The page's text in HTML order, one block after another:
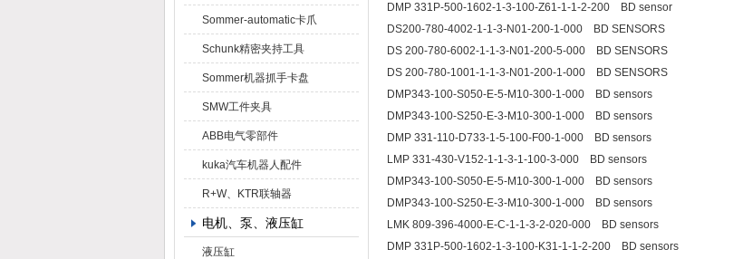
Sommer-automatic卡爪
Schunk精密夹持工具
Sommer机器抓手卡盘
SMW工件夹具
ABB电气零部件
kuka汽车机器人配件
R+W、KTR联轴器
电机、泵、液压缸
液压缸
DMP 331P-500-1602-1-3-100-Z61-1-1-2-200 BD sensor
DS200-780-4002-1-1-3-N01-200-1-000 BD SENSORS
DS 200-780-6002-1-1-3-N01-200-5-000 BD SENSORS
DS 200-780-1001-1-1-3-N01-200-1-000 BD SENSORS
DMP343-100-S050-E-5-M10-300-1-000 BD sensors
DMP343-100-S250-E-3-M10-300-1-000 BD sensors
DMP 331-110-D733-1-5-100-F00-1-000 BD sensors
LMP 331-430-V152-1-1-3-1-100-3-000 BD sensors
DMP343-100-S050-E-5-M10-300-1-000 BD sensors
DMP343-100-S250-E-3-M10-300-1-000 BD sensors
LMK 809-396-4000-E-C-1-1-3-2-020-000 BD sensors
DMP 331P-500-1602-1-3-100-K31-1-1-2-200 BD sensors